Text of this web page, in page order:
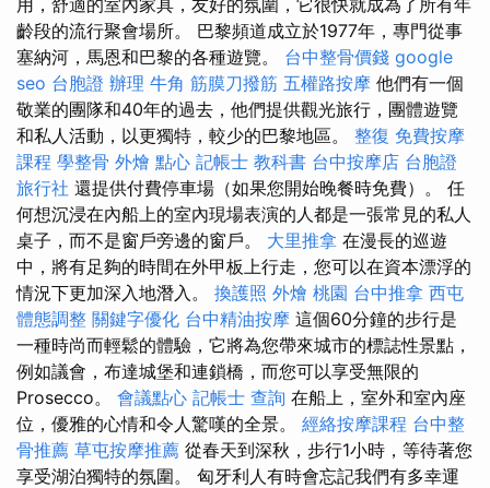
用，舒適的室內家具，友好的氛圍，它很快就成為了所有年
齡段的流行聚會場所。 巴黎頻道成立於1977年，專門從事
塞納河，馬恩和巴黎的各種遊覽。 台中整骨價錢 google
seo 台胞證 辦理 牛角 筋膜刀撥筋 五權路按摩 他們有一個
敬業的團隊和40年的過去，他們提供觀光旅行，團體遊覽
和私人活動，以更獨特，較少的巴黎地區。 整復 免費按摩
課程 學整骨 外燴 點心 記帳士 教科書 台中按摩店 台胞證
旅行社 還提供付費停車場（如果您開始晚餐時免費）。 任
何想沉浸在內船上的室內現場表演的人都是一張常見的私人
桌子，而不是窗戶旁邊的窗戶。 大里推拿 在漫長的巡遊
中，將有足夠的時間在外甲板上行走，您可以在資本漂浮的
情況下更加深入地潛入。 換護照 外燴 桃園 台中推拿 西屯
體態調整 關鍵字優化 台中精油按摩 這個60分鐘的步行是
一種時尚而輕鬆的體驗，它將為您帶來城市的標誌性景點，
例如議會，布達城堡和連鎖橋，而您可以享受無限的
Prosecco。 會議點心 記帳士 查詢 在船上，室外和室內座
位，優雅的心情和令人驚嘆的全景。 經絡按摩課程 台中整
骨推薦 草屯按摩推薦 從春天到深秋，步行1小時，等待著您
享受湖泊獨特的氛圍。 匈牙利人有時會忘記我們有多幸運